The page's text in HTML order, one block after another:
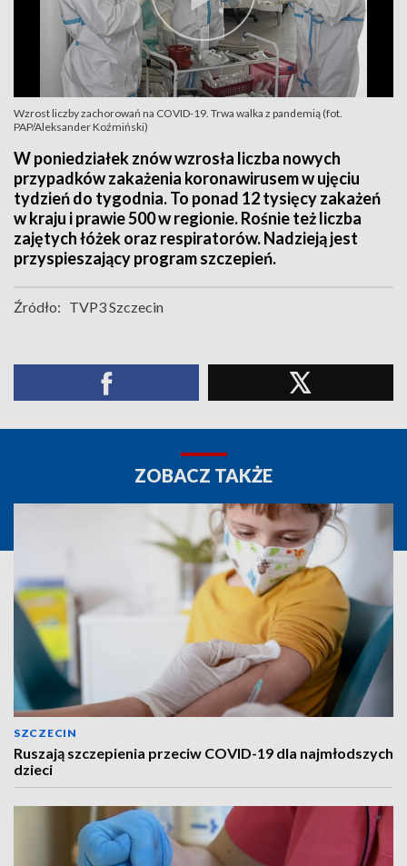
Wzrost liczby zachorowań na COVID-19. Trwa walka z pandemią (fot.
PAP/Aleksander Koźmiński)
W poniedziałek znów wzrosła liczba nowych
przypadków zakażenia koronawirusem w ujęciu
tydzień do tygodnia. To ponad 12 tysięcy zakażeń
w kraju i prawie 500 w regionie. Rośnie też liczba
zajętych łóżek oraz respiratorów. Nadzieją jest
przyspieszający program szczepień.
Źródło: TVP3 Szczecin
ZOBACZ TAKŻE
SZCZECIN
Ruszają szczepienia przeciw COVID-19 dla najmłodszych
dzieci